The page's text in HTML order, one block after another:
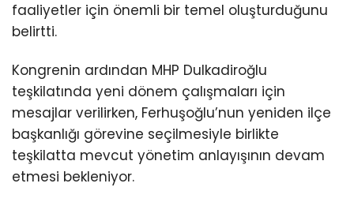
faaliyetler için önemli bir temel oluşturduğunu
belirtti.
Kongrenin ardından MHP Dulkadiroğlu
teşkilatında yeni dönem çalışmaları için
mesajlar verilirken, Ferhuşoğlu’nun yeniden ilçe
başkanlığı görevine seçilmesiyle birlikte
teşkilatta mevcut yönetim anlayışının devam
etmesi bekleniyor.